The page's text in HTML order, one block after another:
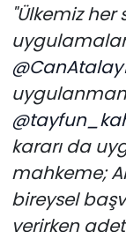
"Ülkemiz her
kararı da
mahkeme;
bireysel
verirken